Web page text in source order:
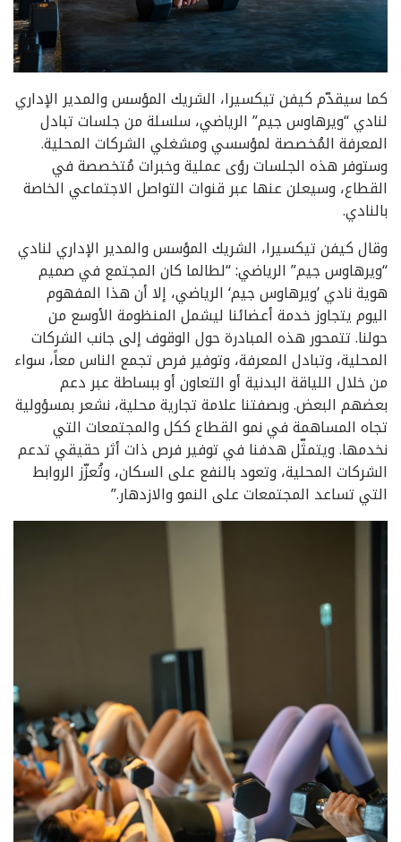
كما سيقدّم كيفن تيكسيرا، الشريك المؤسس والمدير الإداري
لنادي “ويرهاوس جيم” الرياضي، سلسلة من جلسات تبادل
المعرفة المُخصصة لمؤسسي ومشغلي الشركات المحلية.
وستوفر هذه الجلسات رؤى عملية وخبرات مُتخصصة في
القطاع، وسيعلن عنها عبر قنوات التواصل الاجتماعي الخاصة
بالنادي.
وقال كيفن تيكسيرا، الشريك المؤسس والمدير الإداري لنادي
“ويرهاوس جيم” الرياضي: “لطالما كان المجتمع في صميم
هوية نادي ’ويرهاوس جيم‘ الرياضي، إلا أن هذا المفهوم
اليوم يتجاوز خدمة أعضائنا ليشمل المنظومة الأوسع من
حولنا. تتمحور هذه المبادرة حول الوقوف إلى جانب الشركات
المحلية، وتبادل المعرفة، وتوفير فرص تجمع الناس معاً، سواء
من خلال اللياقة البدنية أو التعاون أو ببساطة عبر دعم
بعضهم البعض. وبصفتنا علامة تجارية محلية، نشعر بمسؤولية
تجاه المساهمة في نمو القطاع ككل والمجتمعات التي
نخدمها. ويتمثّل هدفنا في توفير فرص ذات أثر حقيقي تدعم
الشركات المحلية، وتعود بالنفع على السكان، وتُعزّز الروابط
التي تساعد المجتمعات على النمو والازدهار.”